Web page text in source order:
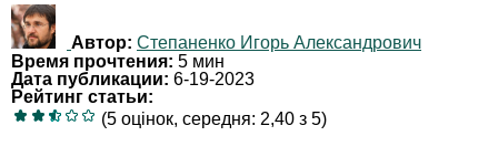
Автор: Степаненко Игорь Александрович
Время прочтения: 5 мин
Дата публикации: 6-19-2023
Рейтинг статьи:
(5 оцінок, середня: 2,40 з 5)